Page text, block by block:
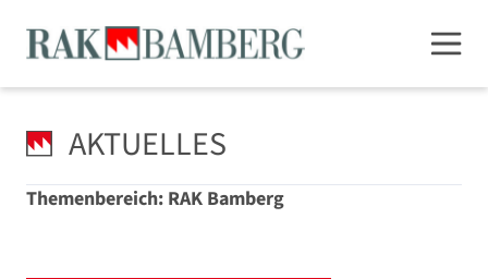
AKTUELLES
Themenbereich: RAK Bamberg